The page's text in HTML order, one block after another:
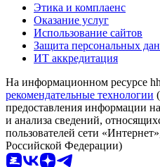
Этика и комплаенс
Оказание услуг
Использование сайтов
Защита персональных
ИТ аккредитация
На информационном ресурсе
рекомендательные технологии
предоставления информации
и анализа сведений,
пользователей сети
Российской Федерации)